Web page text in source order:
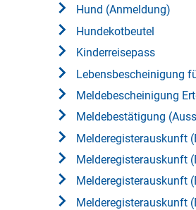
Hund (Anmeldung)
Hundekotbeutel
Kinderreisepass
Lebensbescheinigung
Meldebescheinigung
Meldebestätigung
Melderegisterauskunft
Melderegisterauskunft
Melderegisterauskunft
Melderegisterauskunft